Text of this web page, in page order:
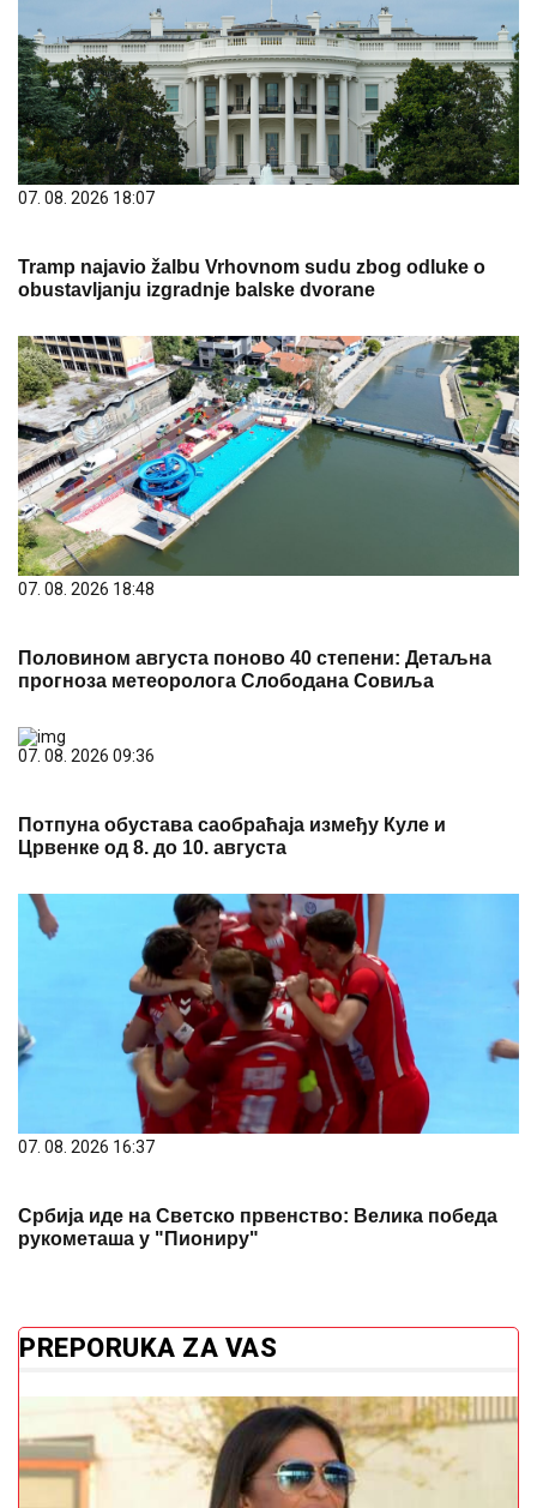
07. 08. 2026 18:07
Tramp najavio žalbu Vrhovnom sudu zbog odluke o
obustavljanju izgradnje balske dvorane
07. 08. 2026 18:48
Половином августа поново 40 степени: Детаљна
прогноза метеоролога Слободана Совиља
07. 08. 2026 09:36
Потпуна обустава саобраћаја између Куле и
Црвенке од 8. до 10. августа
07. 08. 2026 16:37
Србија иде на Светско првенство: Велика победа
рукометаша у "Пиониру"
PREPORUKA ZA VAS